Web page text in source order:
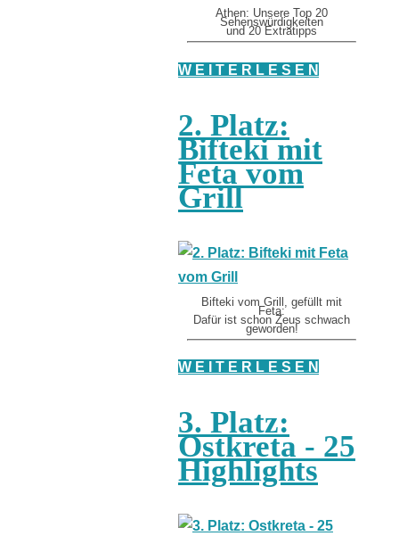
Athen: Unsere Top 20
Sehenswürdigkeiten
und 20 Extratipps
W E I T E R L E S E N
2. Platz:
Bifteki mit
Feta vom
Grill
Bifteki vom Grill, gefüllt mit
Feta:
Dafür ist schon Zeus schwach
geworden!
W E I T E R L E S E N
3. Platz:
Ostkreta - 25
Highlights